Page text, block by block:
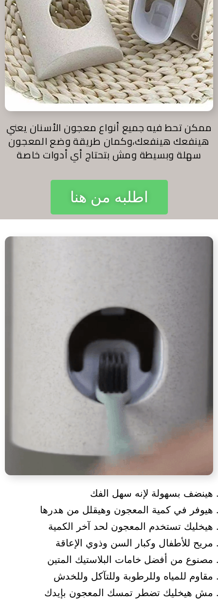
ممكن تحط فيه جميع أنواع معجون الأسنان يعني
هينفعك هينفعك،وكمان طريقة وضع المعجون
سهلة وبسيطة ومش بتحتاج أي أدوات خاصة
اطلبه من هنا
هينضف بسهولة لإنه سهل الفك
هيوفر في كمية المعجون وهيقلل من هدرها
هيخليك تستخدم المعجون لحد آخر الكمية
مريح للأطفال وكبار السن وذوي الإعاقة
مصنوع من أفضل خامات البلاستيك المتين
مقاوم للمياه وللرطوبة وللتآكل وللخدش
مش هيخليك تضطر تمسك المعجون بإيدك